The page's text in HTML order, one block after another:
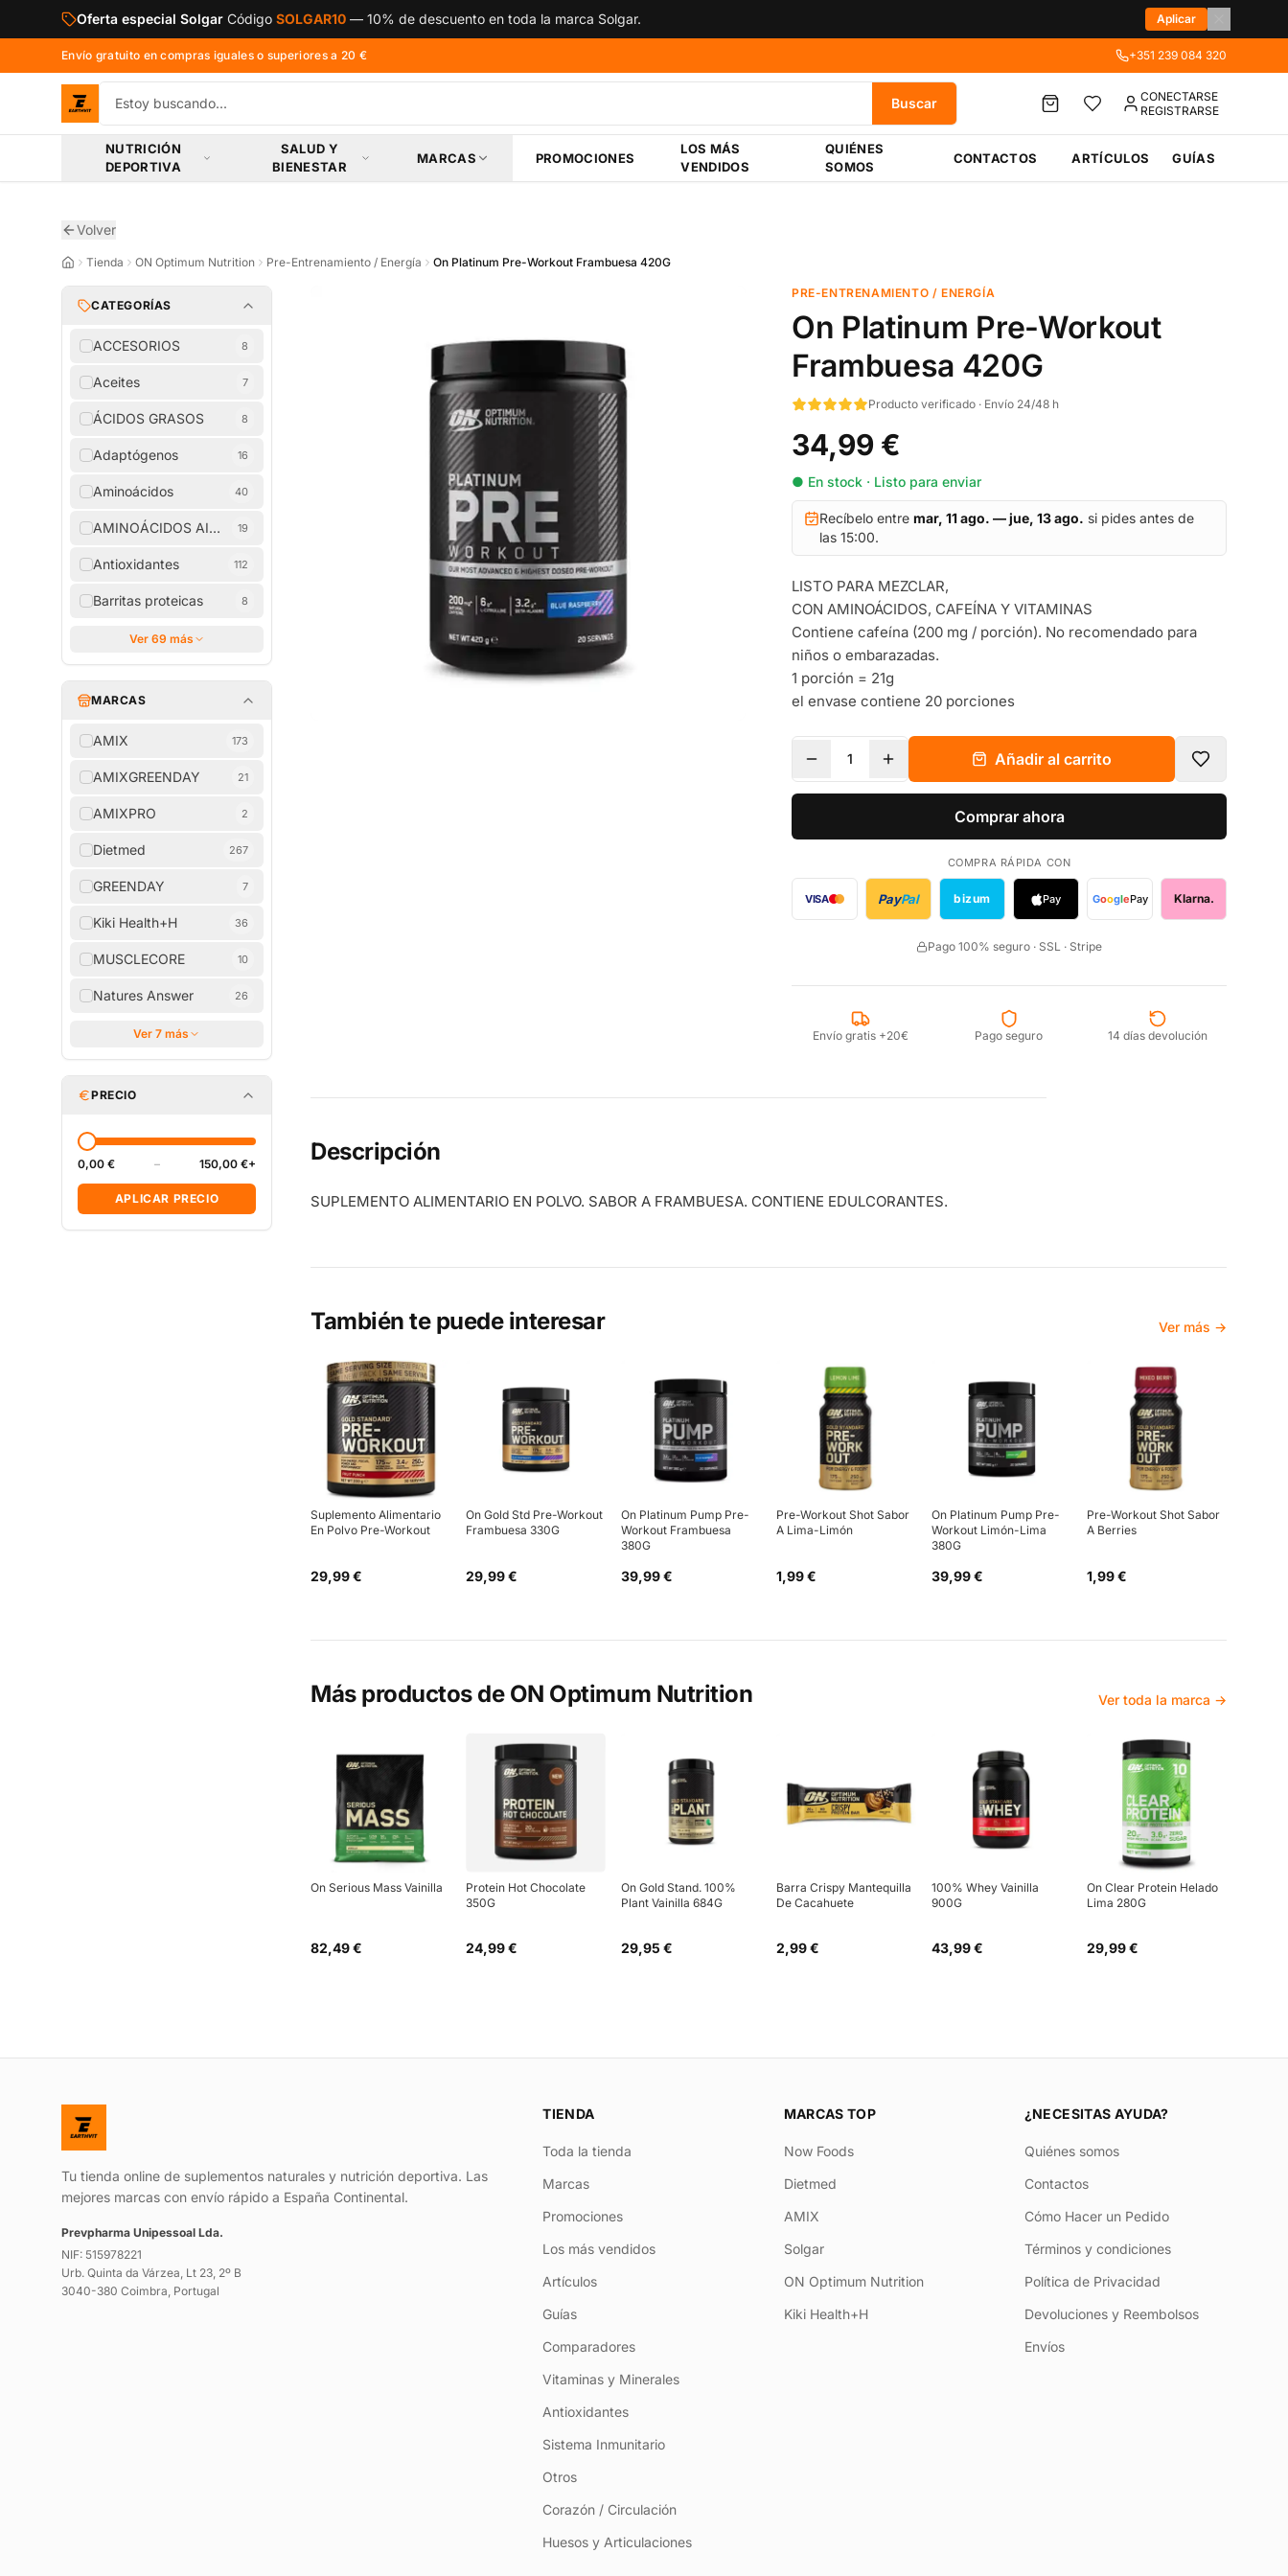
Saltar al contenido principal
Oferta especial Solgar Código SOLGAR10 — 10% de descuento en toda la marca Solgar. Aplicar
Envío gratuito en compras iguales o superiores a 20 € +351 239 084 320
Buscar
CONECTARSE
REGISTRARSE
NUTRICIÓN
DEPORTIVA
SALUD Y
BIENESTAR
MARCAS PROMOCIONES
LOS MÁS
VENDIDOS
QUIÉNES
SOMOS
CONTACTOS ARTÍCULOS GUÍAS
Volver
Tienda ON Optimum Nutrition Pre-Entrenamiento / Energía On Platinum Pre-Workout Frambuesa 420G
CATEGORÍAS
ACCESORIOS 8
Aceites 7
ÁCIDOS GRASOS 8
Adaptógenos 16
Aminoácidos 40
AMINOÁCIDOS AISLADOS
19
Antioxidantes 112
Barritas proteicas 8
Ver 69 más
MARCAS
AMIX 173
AMIXGREENDAY 21
AMIXPRO 2
Dietmed 267
GREENDAY 7
Kiki Health+H 36
MUSCLECORE 10
Natures Answer 26
Ver 7 más
PRECIO
0,00 € – 150,00 €+
APLICAR PRECIO
PRE-ENTRENAMIENTO / ENERGÍA
On Platinum Pre-Workout
Frambuesa 420G
Producto verificado · Envío 24/48 h
34,99 €
● En stock · Listo para enviar
Recíbelo entre mar, 11 ago. — jue, 13 ago. si pides antes de
las 15:00.
LISTO PARA MEZCLAR,
CON AMINOÁCIDOS, CAFEÍNA Y VITAMINAS
Contiene cafeína (200 mg / porción). No recomendado para
niños o embarazadas.
1 porción = 21g
el envase contiene 20 porciones
1 Añadir al carrito
Comprar ahora
COMPRA RÁPIDA CON
VISA PayPal bizum Pay GooglePay Klarna.
Pago 100% seguro · SSL · Stripe
Envío gratis +20€ Pago seguro 14 días devolución
Descripción
SUPLEMENTO ALIMENTARIO EN POLVO. SABOR A FRAMBUESA. CONTIENE EDULCORANTES.
También te puede interesar Ver más →
Suplemento Alimentario
En Polvo Pre-Workout
29,99 €
On Gold Std Pre-Workout
Frambuesa 330G
29,99 €
On Platinum Pump Pre-
Workout Frambuesa
380G
39,99 €
Pre-Workout Shot Sabor
A Lima-Limón
1,99 €
On Platinum Pump Pre-
Workout Limón-Lima
380G
39,99 €
Pre-Workout Shot Sabor
A Berries
1,99 €
Más productos de ON Optimum Nutrition Ver toda la marca →
On Serious Mass Vainilla
82,49 €
Protein Hot Chocolate
350G
24,99 €
On Gold Stand. 100%
Plant Vainilla 684G
29,95 €
Barra Crispy Mantequilla
De Cacahuete
2,99 €
100% Whey Vainilla
900G
43,99 €
On Clear Protein Helado
Lima 280G
29,99 €
Tu tienda online de suplementos naturales y nutrición deportiva. Las
mejores marcas con envío rápido a España Continental.
Prevpharma Unipessoal Lda.
NIF: 515978221
Urb. Quinta da Várzea, Lt 23, 2º B
3040-380 Coimbra, Portugal
TIENDA
Toda la tienda
Marcas
Promociones
Los más vendidos
Artículos
Guías
Comparadores
Vitaminas y Minerales
Antioxidantes
Sistema Inmunitario
Otros
Corazón / Circulación
Huesos y Articulaciones
MARCAS TOP
Now Foods
Dietmed
AMIX
Solgar
ON Optimum Nutrition
Kiki Health+H
¿NECESITAS AYUDA?
Quiénes somos
Contactos
Cómo Hacer un Pedido
Términos y condiciones
Política de Privacidad
Devoluciones y Reembolsos
Envíos